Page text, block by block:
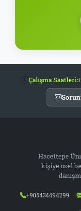
Çalışma Saatleri:
Hacettepe
kişiye özel
+905434494299